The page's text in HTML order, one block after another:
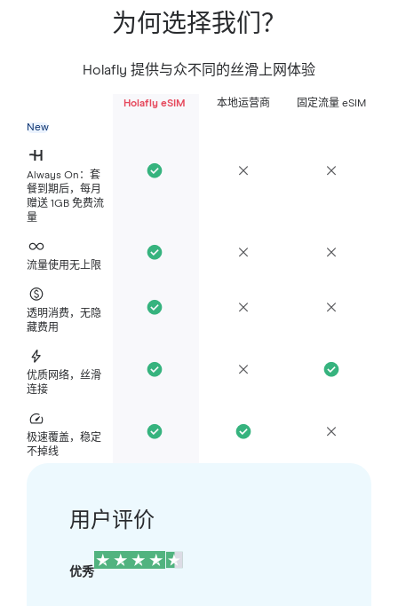
为何选择我们？
Holafly 提供与众不同的丝滑上网体验
Holafly eSIM 本地运营商 固定流量 eSIM
New
Always On：套
餐到期后，每月
赠送 1GB 免费流
量
流量使用无上限
透明消费，无隐
藏费用
优质网络，丝滑
连接
极速覆盖，稳定
不掉线
用户评价
优秀